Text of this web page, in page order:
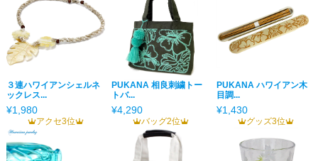
３連ハワイアンシェルネ
ックレス...
¥1,980
PUKANA 相良刺繍トー
トバ...
¥4,290
PUKANA ハワイアン木
目調...
¥1,430
アクセ3位 バッグ2位 グッズ3位